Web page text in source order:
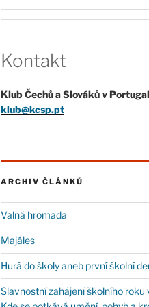
Kontakt
Klub Čechů a Slováků v
klub@kcsp.pt
ARCHIV ČLÁNKŮ
Valná hromada
Majáles
Hurá do školy aneb první školní
Slavnostní zahájení školního roku